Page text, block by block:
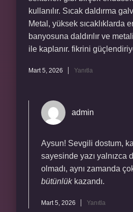
kullanılır. Sıcak daldırma
Metal, yüksek sıcaklıklarda
banyosuna daldırılır ve
ile kaplanır. fikrini
Mart 5, 2026 Yanıtla
admin
Aysun! Sevgili dostum,
sayesinde yazı yalnızca
olmadı, aynı zamanda
bütünlükkazandı.
Mart 5, 2026 Yanıtla